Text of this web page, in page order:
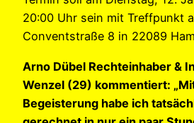
20:00 Uhr sein mit Treffpunkt
Conventstraße 8 in 22089
Arno Dübel Rechteinhaber &
Wenzel (29) kommentiert:
Begeisterung habe ich